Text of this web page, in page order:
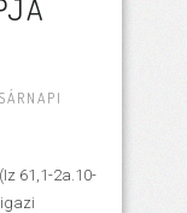
61,1-2a.10-